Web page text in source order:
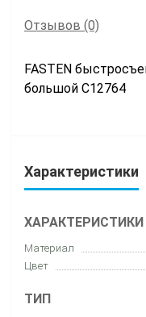
Отзывов (0)
FASTEN
большой C12764
Характеристики
ХАРАКТЕРИСТИКИ
Материал
Цвет
ТИП